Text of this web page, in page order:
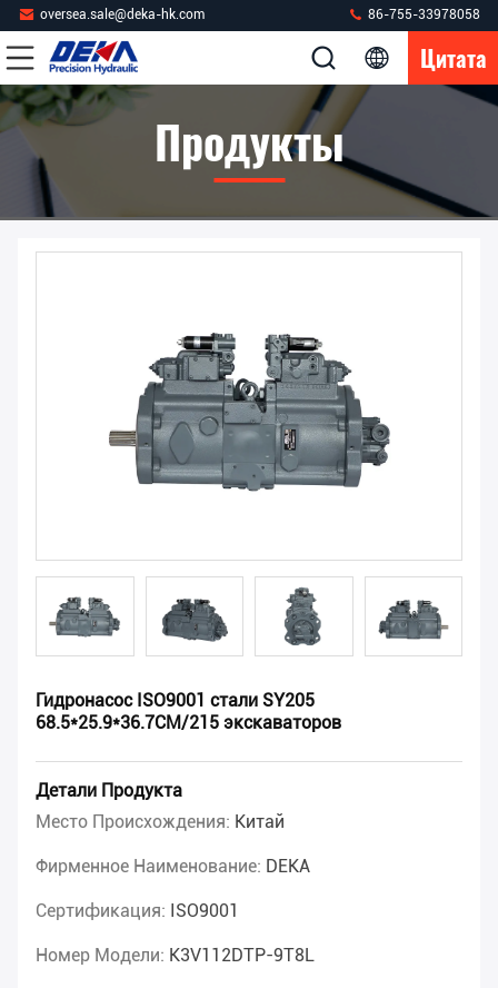
oversea.sale@deka-hk.com 86-755-33978058
Цитата
Продукты
Гидронасос ISO9001 стали SY205
68.5*25.9*36.7CM/215 экскаваторов
Детали Продукта
Место Происхождения: Китай
Фирменное Наименование: DEKA
Сертификация: ISO9001
Номер Модели: K3V112DTP-9T8L